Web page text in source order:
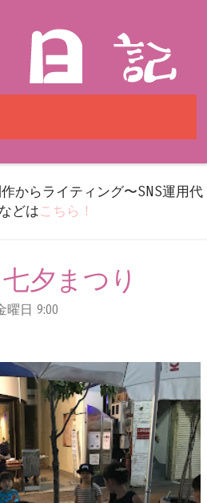
からライティング〜SNS運用代
どはこちら！
夕まつり
曜日 9:00